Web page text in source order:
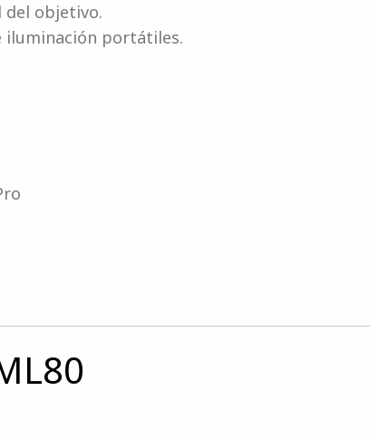
objetivo.
iluminación portátiles.